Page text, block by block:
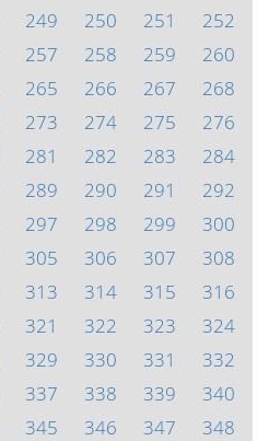
249 250 251
252
257 258 259
260
265 266 267
268
273 274 275
276
281 282 283
284
289 290 291
292
297 298 299
300
305 306 307
308
313 314 315
316
321 322 323
324
329 330 331
332
337 338 339
340
345 346 347 348